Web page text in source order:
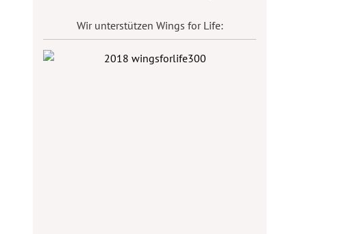
Wir unterstützen Wings for Life: